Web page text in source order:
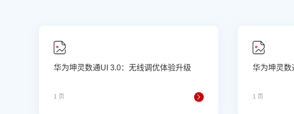
华为坤灵数通UI 3.0：无线调优体验升级
1 页
华为坤灵数
1 页